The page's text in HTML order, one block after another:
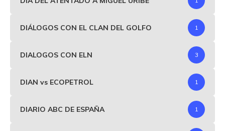
DIÁLOGOS CON EL CLAN DEL GOLFO 1
DIALOGOS CON ELN 3
DIAN vs ECOPETROL 1
DIARIO ABC DE ESPAÑA 1